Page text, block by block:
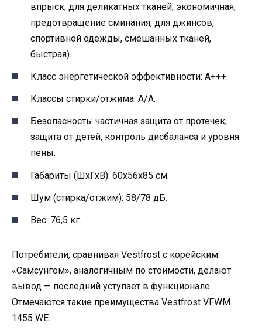
впрыск, для деликатных тканей, экономичная,
предотвращение сминания, для джинсов,
спортивной одежды, смешанных тканей,
быстрая).
Класс энергетической эффективности: А+++.
Классы стирки/отжима: А/А.
Безопасность: частичная защита от протечек,
защита от детей, контроль дисбаланса и уровня
пены.
Габариты (ШхГхВ): 60x56x85 см.
Шум (стирка/отжим): 58/78 дБ.
Вес: 76,5 кг.
Потребители, сравнивая Vestfrost с корейским
«Самсунгом», аналогичным по стоимости, делают
вывод — последний уступает в функционале.
Отмечаются такие преимущества Vestfrost VFWM
1455 WE: